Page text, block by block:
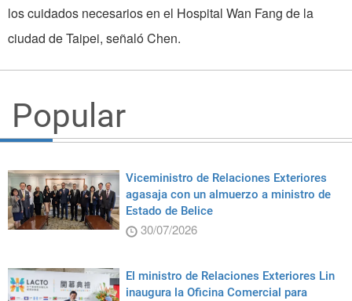
los cuidados necesarios en el Hospital Wan Fang de la
ciudad de Taipei, señaló Chen.
Popular
Viceministro de Relaciones Exteriores
agasaja con un almuerzo a ministro de
Estado de Belice
30/07/2026
El ministro de Relaciones Exteriores Lin
inaugura la Oficina Comercial para